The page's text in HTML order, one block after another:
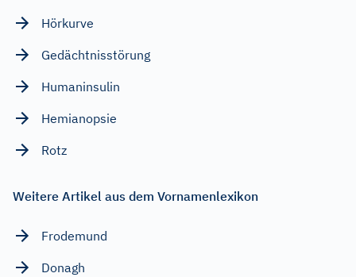
Hörkurve
Gedächtnisstörung
Humaninsulin
Hemianopsie
Rotz
Weitere Artikel aus dem Vornamenlexikon
Frodemund
Donagh